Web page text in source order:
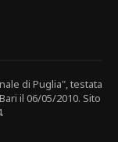
di Puglia", testata
il 06/05/2010. Sito